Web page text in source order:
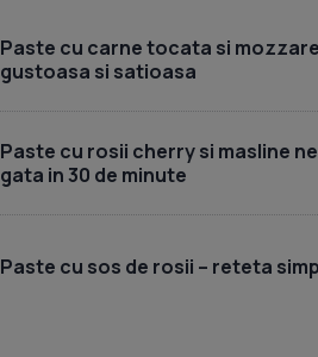
Paste cu carne tocata si
gustoasa si satioasa
Paste cu rosii cherry si masline
gata in 30 de minute
Paste cu sos de rosii – reteta